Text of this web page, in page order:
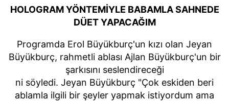
HOLOGRAMYÖNTEMİYLE BABAMLA SAHNEDE
DÜET YAPACAĞIM
Programda Erol Büyükburç'un kızı olan Jeyan
Büyükburç, rahmetli ablası Ajlan Büyükburç'un bir
şarkısını seslendireceği
ni söyledi. Jeyan Büyükburç "Çok eskiden beri
ablamla ilgili bir şeyler yapmak istiyordum ama